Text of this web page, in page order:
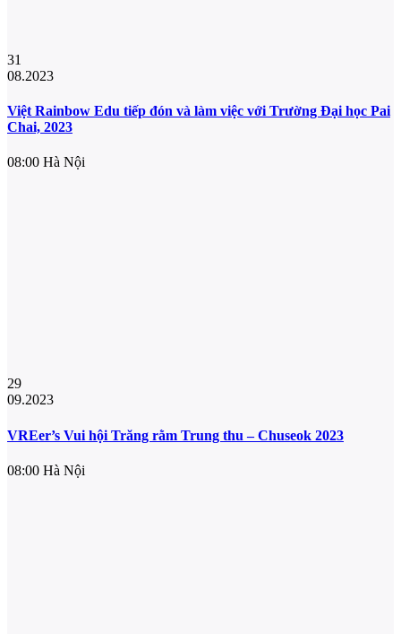
31
08.2023
Việt Rainbow Edu tiếp đón và làm việc với Trường Đại học Pai
Chai, 2023
08:00 Hà Nội
29
09.2023
VREer’s Vui hội Trăng rằm Trung thu – Chuseok 2023
08:00 Hà Nội